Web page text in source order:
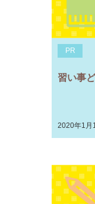
PR
習い事
2020年1月